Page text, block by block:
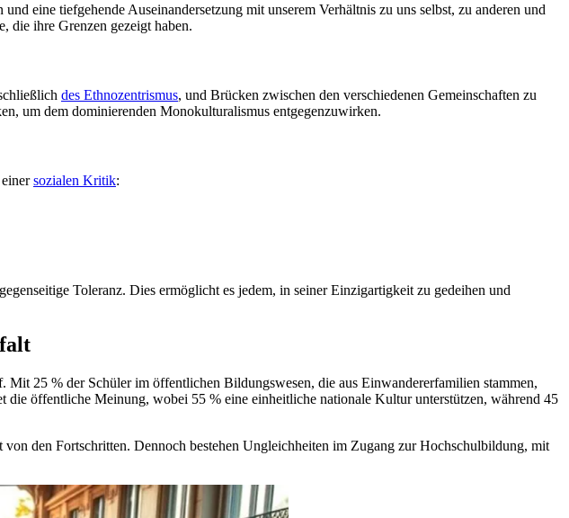
eine tiefgehende Auseinandersetzung mit unserem Verhältnis zu uns selbst, zu anderen und
die ihre Grenzen gezeigt haben.
des Ethnozentrismus, und Brücken zwischen den verschiedenen Gemeinschaften zu
um dem dominierenden Monokulturalismus entgegenzuwirken.
sozialen Kritik:
Toleranz. Dies ermöglicht es jedem, in seiner Einzigartigkeit zu gedeihen und
25 % der Schüler im öffentlichen Bildungswesen, die aus Einwandererfamilien stammen,
öffentliche Meinung, wobei 55 % eine einheitliche nationale Kultur unterstützen, während 45
den Fortschritten. Dennoch bestehen Ungleichheiten im Zugang zur Hochschulbildung, mit